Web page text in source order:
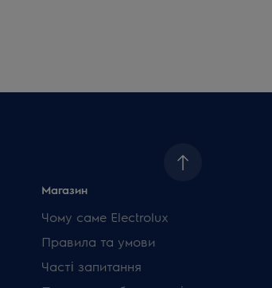
Магазин
Чому саме Electrolux
Правила та умови
Часті запитання